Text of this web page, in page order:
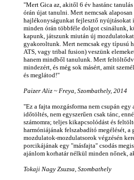
"Mert Gica az, akitől 6 év hastánc
órán újat tanulni. Mert nemcsak
hajlékonyságunkat fejlesztő nyújtásokat
minden órán többféle dolgot csinálunk,
kapunk, játszunk miután új
gyakoroltunk. Mert nemcsak egy típusú
ATS, vagy tribal fusion) veszünk
hanem mindből tanulunk. Mert
mindezért, és még sok másért, amit
és meglátod!"
Paizer Aliz ~ Freya, Szombathely, 2014
"Ez a fajta mozgásforma nem csupán egy
időtöltés, nem egyszerűen csak tánc,
számomra; teljes kikapcsolódást és
harmóniájának felszabadító megélését, a
mozdulatok-mozdulatsorok végzésén
porcikájának egy "másfajta" csodás
ajánlom korhatár nélkül minden nőnek,
Tokaji Nagy Zsuzsa, Szombathely